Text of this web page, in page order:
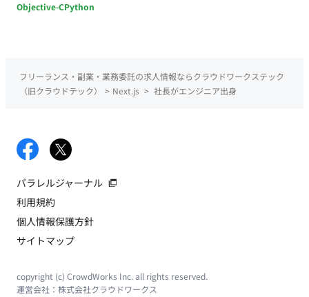
Objective-CPython
フリーランス・副業・業務委託の求人情報ならクラウドワークステック
（旧クラウドテック）
> Next.js > 社長がエンジニア出身
パラレルジャーナル
利用規約
個人情報保護方針
サイトマップ
copyright (c) CrowdWorks Inc. all rights reserved.
運営会社： 株式会社クラウドワークス